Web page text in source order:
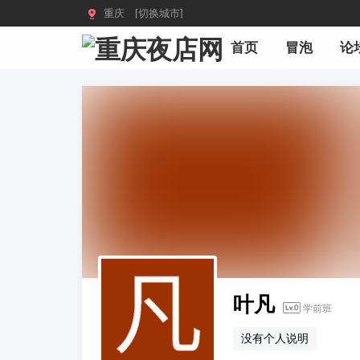
 重庆 [切换城市]
首页 冒泡 论
叶凡 学前班
没有个人说明